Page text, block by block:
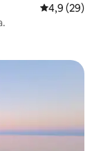
5 üzerinden
4,9 (29)